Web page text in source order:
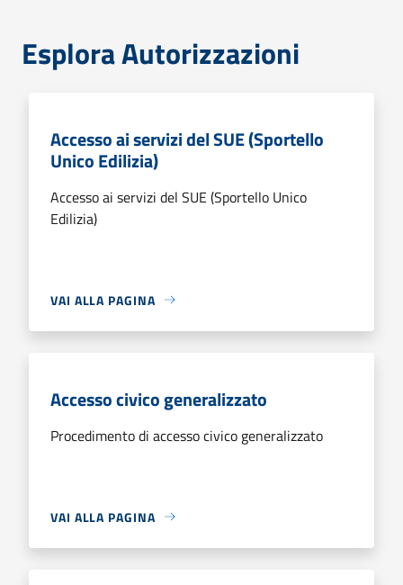
Esplora Autorizzazioni
Accesso ai servizi del SUE (Sportello
Unico Edilizia)
Accesso ai servizi del SUE (Sportello Unico
Edilizia)
VAI ALLA PAGINA
Accesso civico generalizzato
Procedimento di accesso civico generalizzato
VAI ALLA PAGINA